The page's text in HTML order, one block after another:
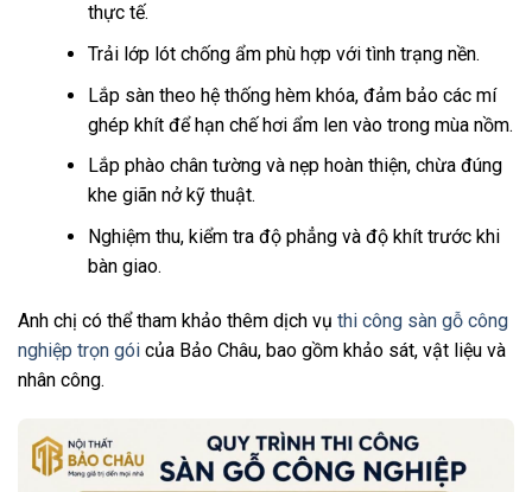
thực tế.
Trải lớp lót chống ẩm phù hợp với tình trạng nền.
Lắp sàn theo hệ thống hèm khóa, đảm bảo các mí
ghép khít để hạn chế hơi ẩm len vào trong mùa nồm.
Lắp phào chân tường và nẹp hoàn thiện, chừa đúng
khe giãn nở kỹ thuật.
Nghiệm thu, kiểm tra độ phẳng và độ khít trước khi
bàn giao.
Anh chị có thể tham khảo thêm dịch vụ thi công sàn gỗ công
nghiệp trọn gói của Bảo Châu, bao gồm khảo sát, vật liệu và
nhân công.